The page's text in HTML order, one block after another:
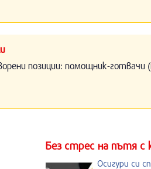
позиции: помощник-готвачи
Без стрес на пътя
Осигури си